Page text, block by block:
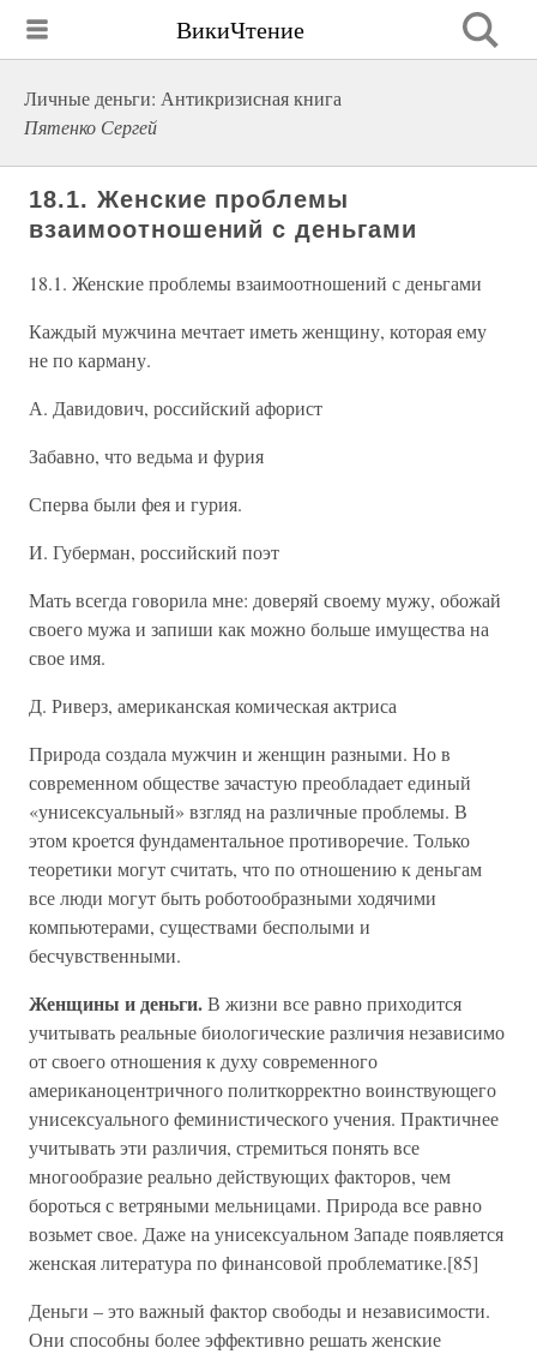
ВикиЧтение
Личные деньги: Антикризисная книга
Пятенко Сергей
18.1. Женские проблемы
взаимоотношений с деньгами
18.1. Женские проблемы взаимоотношений с деньгами
Каждый мужчина мечтает иметь женщину, которая ему
не по карману.
А. Давидович, российский афорист
Забавно, что ведьма и фурия
Сперва были фея и гурия.
И. Губерман, российский поэт
Мать всегда говорила мне: доверяй своему мужу, обожай
своего мужа и запиши как можно больше имущества на
свое имя.
Д. Риверз, американская комическая актриса
Природа создала мужчин и женщин разными. Но в
современном обществе зачастую преобладает единый
«унисексуальный» взгляд на различные проблемы. В
этом кроется фундаментальное противоречие. Только
теоретики могут считать, что по отношению к деньгам
все люди могут быть роботообразными ходячими
компьютерами, существами бесполыми и
бесчувственными.
Женщины и деньги.В жизни все равно приходится
учитывать реальные биологические различия независимо
от своего отношения к духу современного
американоцентричного политкорректно воинствующего
унисексуального феминистического учения. Практичнее
учитывать эти различия, стремиться понять все
многообразие реально действующих факторов, чем
бороться с ветряными мельницами. Природа все равно
возьмет свое. Даже на унисексуальном Западе появляется
женская литература по финансовой проблематике.[85]
Деньги – это важный фактор свободы и независимости.
Они способны более эффективно решать женские